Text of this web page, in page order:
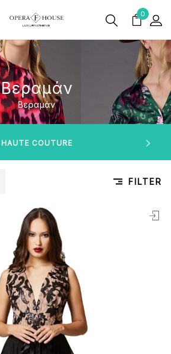
0
Βεραμάν
Βεραμάν
HAUTE COUTURE
FILTER